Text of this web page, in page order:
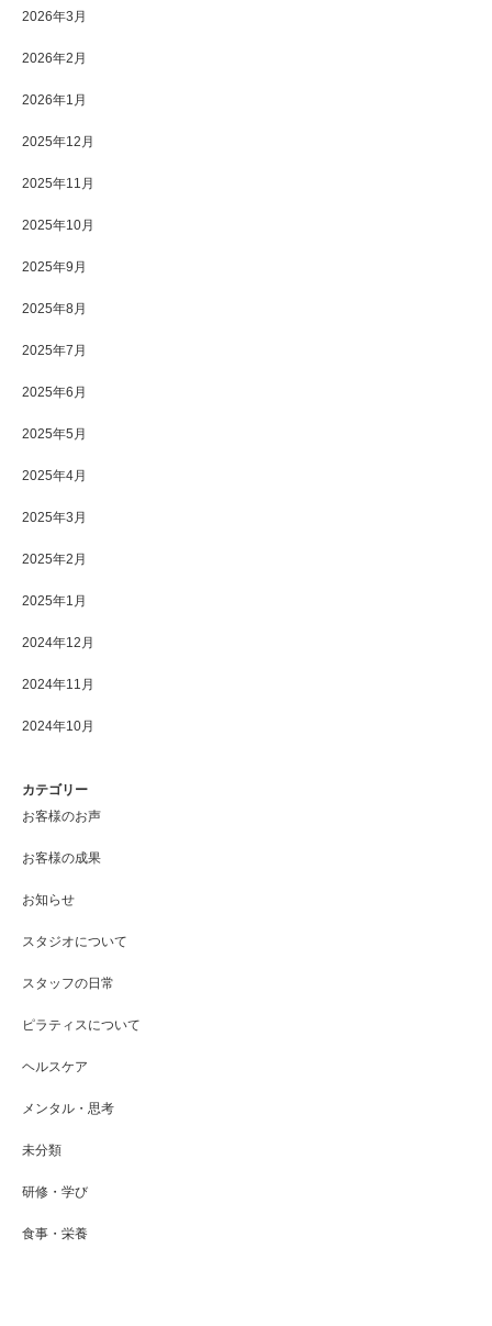
2026年3月
2026年2月
2026年1月
2025年12月
2025年11月
2025年10月
2025年9月
2025年8月
2025年7月
2025年6月
2025年5月
2025年4月
2025年3月
2025年2月
2025年1月
2024年12月
2024年11月
2024年10月
カテゴリー
お客様のお声
お客様の成果
お知らせ
スタジオについて
スタッフの日常
ピラティスについて
ヘルスケア
メンタル・思考
未分類
研修・学び
食事・栄養